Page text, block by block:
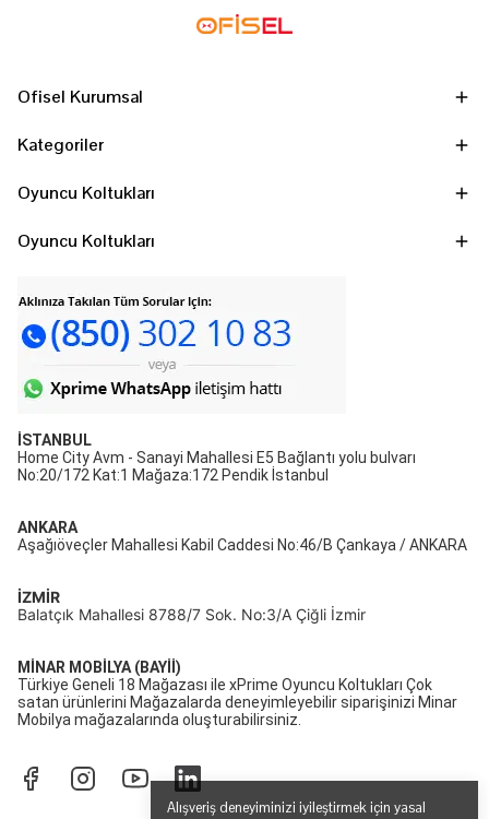
Alışveriş deneyiminizi iyileştirmek için yasal
Ofisel Kurumsal
Kategoriler
Oyuncu Koltukları
Oyuncu Koltukları
İSTANBUL
Home City Avm - Sanayi Mahallesi E5 Bağlantı yolu bulvarı
No:20/172 Kat:1 Mağaza:172 Pendik İstanbul
ANKARA
Aşağıöveçler Mahallesi Kabil Caddesi No:46/B Çankaya / ANKARA
İZMİR
Balatçık Mahallesi 8788/7 Sok. No:3/A Çiğli İzmir
MİNAR MOBİLYA (BAYİİ)
Türkiye Geneli 18 Mağazası ile xPrime Oyuncu Koltukları Çok
satan ürünlerini Mağazalarda deneyimleyebilir siparişinizi Minar
Mobilya mağazalarında oluşturabilirsiniz.